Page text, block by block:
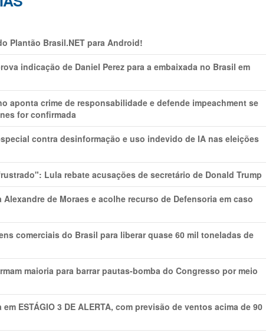
Plantão Brasil.NET para Android!
indicação de Daniel Perez para a embaixada no Brasil em
aponta crime de responsabilidade e defende impeachment se
for confirmada
contra desinformação e uso indevido de IA nas eleições
Lula rebate acusações de secretário de Donald Trump
Alexandre de Moraes e acolhe recurso de Defensoria em caso
comerciais do Brasil para liberar quase 60 mil toneladas de
maioria para barrar pautas-bomba do Congresso por meio
ESTÁGIO 3 DE ALERTA, com previsão de ventos acima de 90